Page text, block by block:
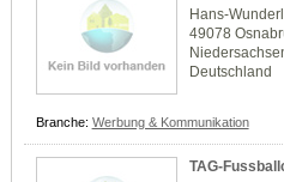
Hans-
49078
Deutschland
Branche: Werbung & Kommunikation
TAG-